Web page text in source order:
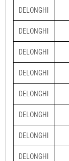
DELONGHI
DELONGHI
DELONGHI
DELONGHI
DELONGHI
DELONGHI
DELONGHI
DELONGHI